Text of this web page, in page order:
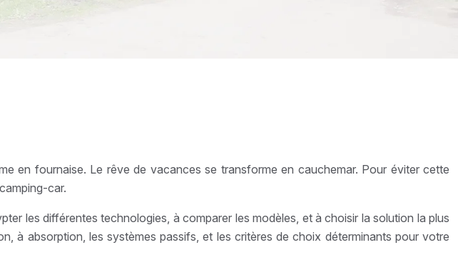
en fournaise. Le rêve de vacances se transforme en cauchemar. Pour éviter cette
car.
les différentes technologies, à comparer les modèles, et à choisir la solution la plus
à absorption, les systèmes passifs, et les critères de choix déterminants pour votre